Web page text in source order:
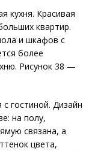
кухня. Красивая
квартир.
и шкафов с
более
Рисунок 38 —
гостиной. Дизайн
на полу,
связана, а
цвета,